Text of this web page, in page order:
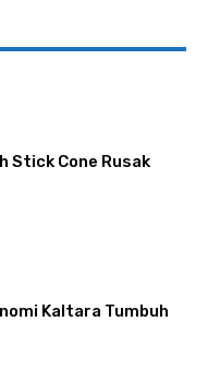
Stick Cone Rusak
Kaltara Tumbuh